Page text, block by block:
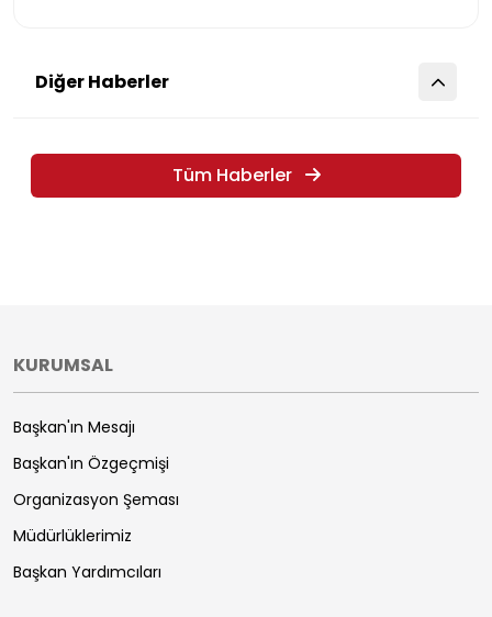
Diğer Haberler
Tüm Haberler
KURUMSAL
Başkan'ın Mesajı
Başkan'ın Özgeçmişi
Organizasyon Şeması
Müdürlüklerimiz
Başkan Yardımcıları